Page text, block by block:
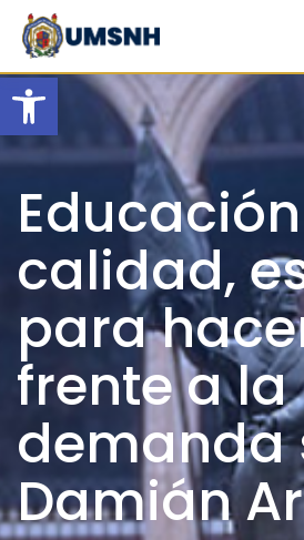
Open toolbar
Skip
content
calidad,
para
frente a la
demanda
Damián